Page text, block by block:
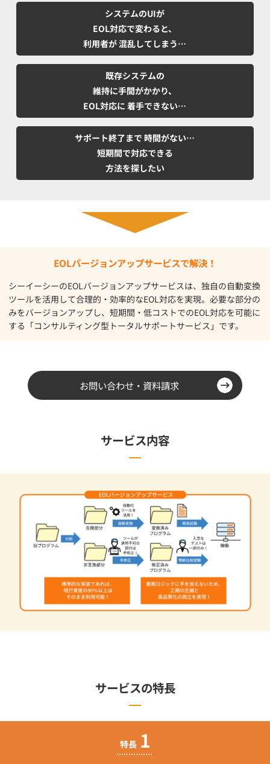
システムのUIが
EOL対応で変わると、
利用者が混乱してしまう…
既存システムの
維持に手間がかかり、
EOL対応に 着手できない…
サポート終了まで 時間がない…
短期間で対応できる
方法を探したい
EOLバージョンアップサービスで解決！
シーイーシーのEOLバージョンアップサービスは、独自の自動変換
ツールを活用して合理的・効率的なEOL対応を実現。必要な部分の
みをバージョンアップし、短期間・低コストでのEOL対応を可能に
する「コンサルティング型トータルサポートサービス」です。
お問い合わせ・資料請求
サービス内容
サービスの特長
特長 1